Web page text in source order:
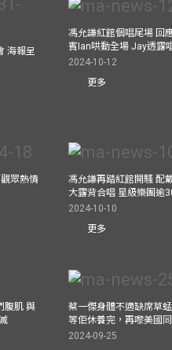
海報呈
馮允謙紅館個唱尾場 回
賓Ian哄動全場 Jay透露
2024-10-12
更多
眾熱情
馮允謙再踏紅館開騷 配
大露背合唱 星級樂團逾
2024-10-10
更多
腹肌 與
蔡一傑身體不適缺席草
等佢休養完，再嚟美國
2024-09-25